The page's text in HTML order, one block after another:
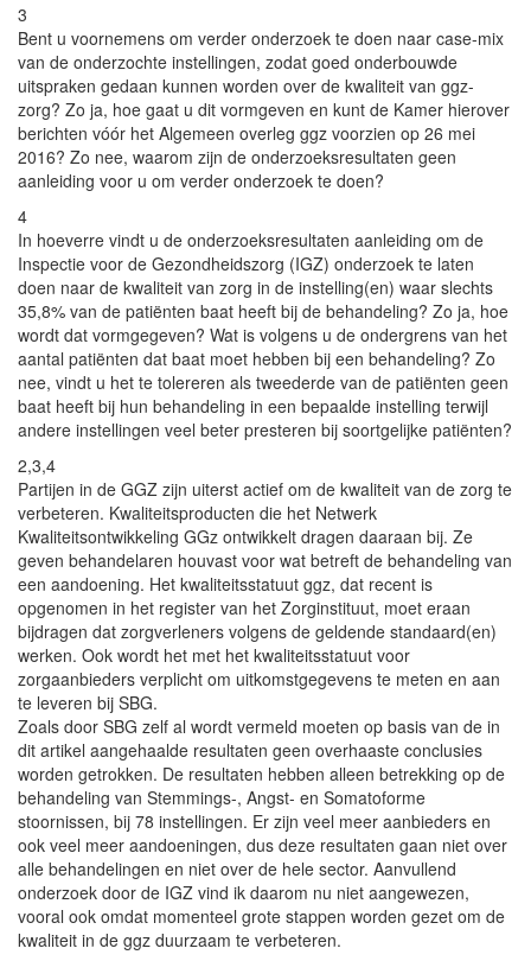
3
Bent u voornemens om verder onderzoek te doen naar case-mix
van de onderzochte instellingen, zodat goed onderbouwde
uitspraken gedaan kunnen worden over de kwaliteit van ggz-
zorg? Zo ja, hoe gaat u dit vormgeven en kunt de Kamer hierover
berichten vóór het Algemeen overleg ggz voorzien op 26 mei
2016? Zo nee, waarom zijn de onderzoeksresultaten geen
aanleiding voor u om verder onderzoek te doen?
4
In hoeverre vindt u de onderzoeksresultaten aanleiding om de
Inspectie voor de Gezondheidszorg (IGZ) onderzoek te laten
doen naar de kwaliteit van zorg in de instelling(en) waar slechts
35,8% van de patiënten baat heeft bij de behandeling? Zo ja, hoe
wordt dat vormgegeven? Wat is volgens u de ondergrens van het
aantal patiënten dat baat moet hebben bij een behandeling? Zo
nee, vindt u het te tolereren als tweederde van de patiënten geen
baat heeft bij hun behandeling in een bepaalde instelling terwijl
andere instellingen veel beter presteren bij soortgelijke patiënten?
2,3,4
Partijen in de GGZ zijn uiterst actief om de kwaliteit van de zorg te
verbeteren. Kwaliteitsproducten die het Netwerk
Kwaliteitsontwikkeling GGz ontwikkelt dragen daaraan bij. Ze
geven behandelaren houvast voor wat betreft de behandeling van
een aandoening. Het kwaliteitsstatuut ggz, dat recent is
opgenomen in het register van het Zorginstituut, moet eraan
bijdragen dat zorgverleners volgens de geldende standaard(en)
werken. Ook wordt het met het kwaliteitsstatuut voor
zorgaanbieders verplicht om uitkomstgegevens te meten en aan
te leveren bij SBG.
Zoals door SBG zelf al wordt vermeld moeten op basis van de in
dit artikel aangehaalde resultaten geen overhaaste conclusies
worden getrokken. De resultaten hebben alleen betrekking op de
behandeling van Stemmings-, Angst- en Somatoforme
stoornissen, bij 78 instellingen. Er zijn veel meer aanbieders en
ook veel meer aandoeningen, dus deze resultaten gaan niet over
alle behandelingen en niet over de hele sector. Aanvullend
onderzoek door de IGZ vind ik daarom nu niet aangewezen,
vooral ook omdat momenteel grote stappen worden gezet om de
kwaliteit in de ggz duurzaam te verbeteren.